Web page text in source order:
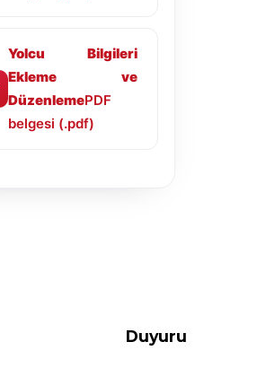
Yolcu Bilgileri
Ekleme ve
DüzenlemePDF
belgesi (.pdf)
Duyuru